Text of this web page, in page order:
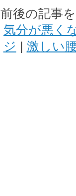
前後の記事
気分が悪く
ジ | 激しい